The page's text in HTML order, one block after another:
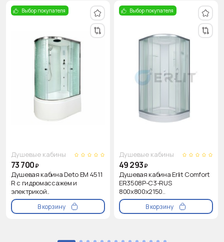
Выбор покупателя
Душевые кабины
73 700₽
Душевая кабина Deto EM 4511
R с гидромассажем и
электрикой..
В корзину
Выбор покупателя
Душевые кабины
49 293₽
Душевая кабина Erlit Comfort
ER3508P-C3-RUS
800x800x2150..
В корзину